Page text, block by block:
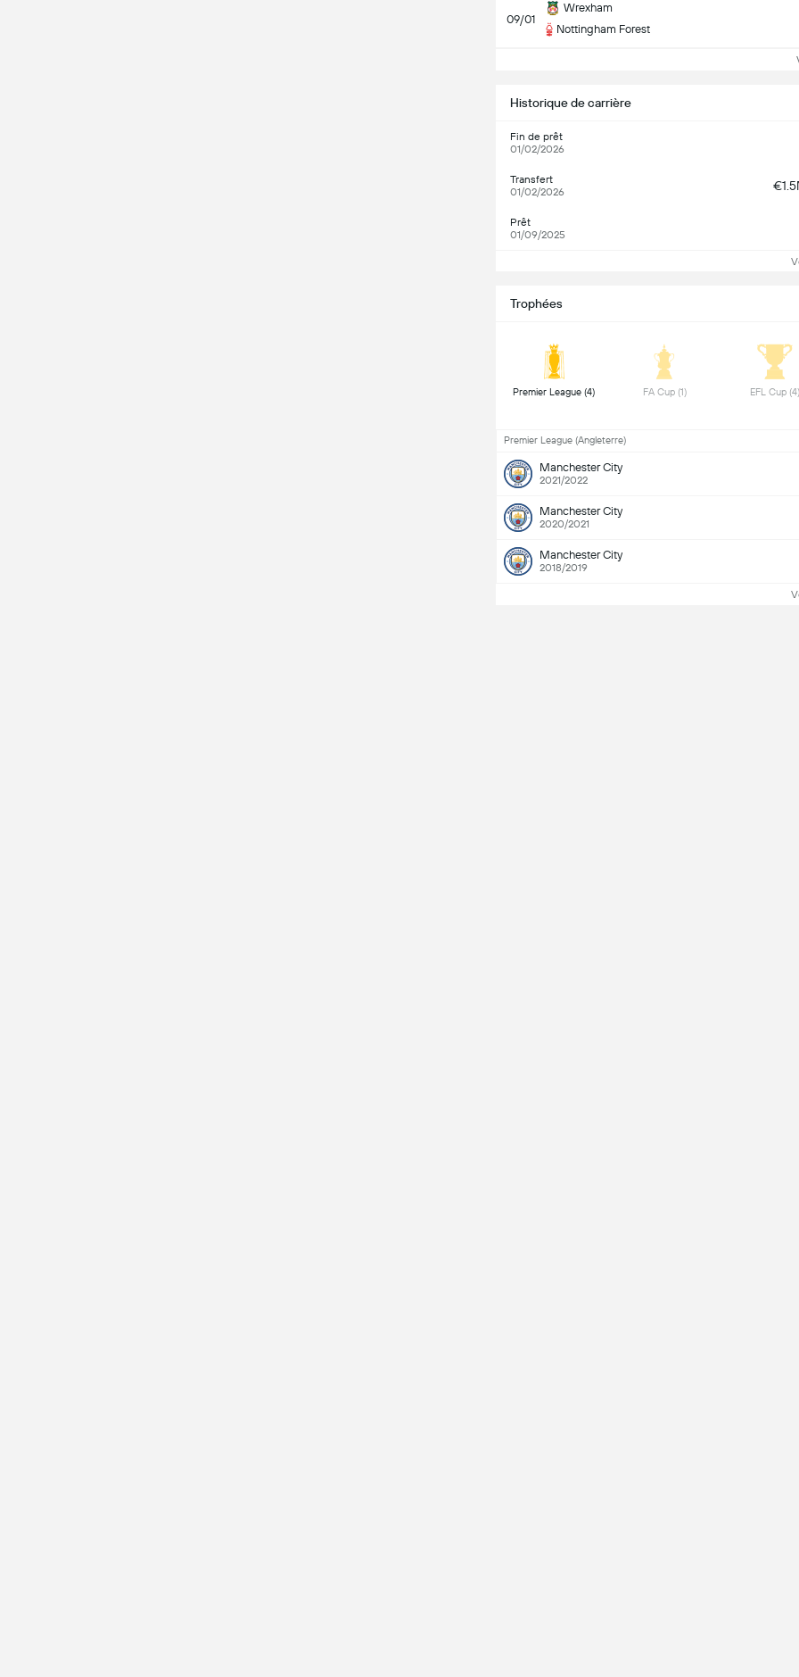
09/01
Wrexham
Nottingham Forest
Historique de carrière
Fin de prêt
01/02/2026
Transfert
01/02/2026
Prêt
01/09/2025
Trophées
FA Cup (1)
Premier League (Angleterre)
Manchester City
2021/2022
Manchester City
2020/2021
Manchester City
2018/2019